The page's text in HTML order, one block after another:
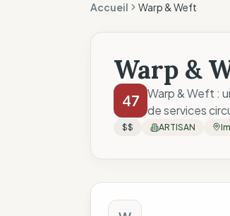
Accueil Warp & Weft
Warp &
47 Warp & Weft :
de services
$$ ARTISAN
Score The